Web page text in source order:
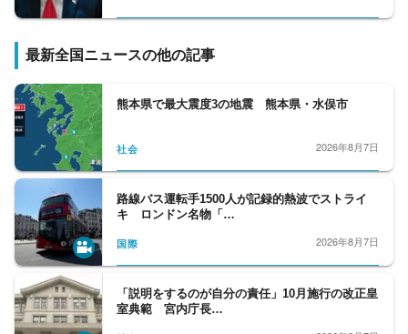
最新全国ニュースの他の記事
熊本県で最大震度3の地震 熊本県・水俣市
社会 2026年8月7日
路線バス運転手1500人が記録的熱波でストライ
キ ロンドン名物「…
国際 2026年8月7日
「説明をするのが自分の責任」10月施行の改正皇
室典範 宮内庁長…